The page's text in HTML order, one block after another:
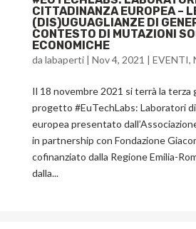
CITTADINANZA EUROPEA –
(DIS)UGUAGLIANZE DI
CONTESTO DI MUTAZIONI
ECONOMICHE
da labaperti| Nov 4, 2021 | EVENTI,
Il 18 novembre 2021 si terrà la terza
progetto #EuTechLabs: Laboratori
europea presentato
in partnership con Fondazione
cofinanziato dalla Regione Emilia-
dalla...